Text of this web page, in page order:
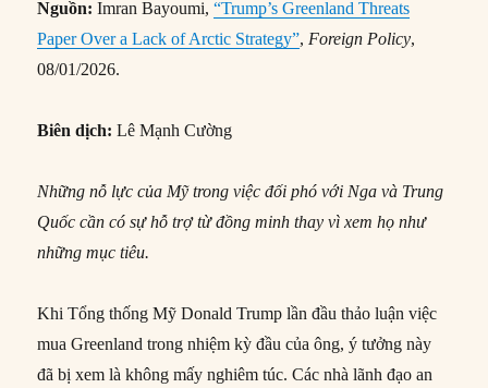
Nguồn: Imran Bayoumi,“Trump’s Greenland Threats
Paper Over a Lack of Arctic Strategy”, Foreign Policy,
08/01/2026.
Biên dịch: Lê Mạnh Cường
Những nỗ lực của Mỹ trong việc đối phó với Nga và Trung
Quốc cần có sự hỗ trợ từ đồng minh thay vì xem họ như
những mục tiêu.
Khi Tổng thống Mỹ Donald Trump lần đầu thảo luận việc
mua Greenland trong nhiệm kỳ đầu của ông, ý tưởng này
đã bị xem là không mấy nghiêm túc. Các nhà lãnh đạo an